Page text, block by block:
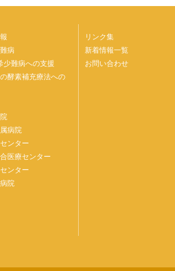
病
少難病への支援
酵素補充療法への
病院
ンター
医療センター
ンター
院
リンク集
新着情報一覧
お問い合わせ